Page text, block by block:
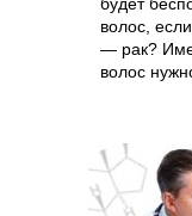
волос,
— рак?
волос